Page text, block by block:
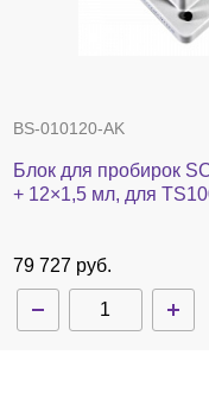
BS-010120-AK
Блок для пробирок
+ 12×1,5 мл, для
79 727 руб.